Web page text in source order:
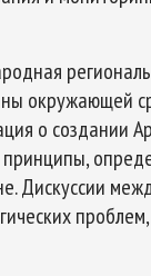
окружающей
о создании
принципы,
Дискуссии